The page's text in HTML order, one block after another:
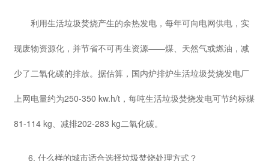
利用生活垃圾焚烧产生的余热发电，每年可向电网供电，实
现废物资源化，并节省不可再生资源——煤、天然气或燃油，减
少了二氧化碳的排放。据估算，国内炉排炉生活垃圾焚烧发电厂
上网电量约为250-350 kw.h/t，每吨生活垃圾焚烧发电可节约标煤
81-114 kg、减排202-283 kg二氧化碳。
6. 什么样的城市适合选择垃圾焚烧处理方式？